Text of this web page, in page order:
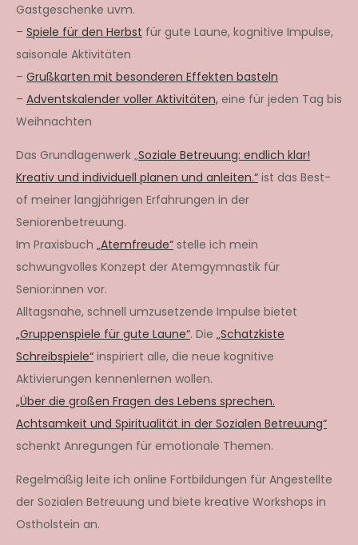
Gastgeschenke uvm.
– Spiele für den Herbst für gute Laune, kognitive Impulse,
saisonale Aktivitäten
– Grußkarten mit besonderen Effekten basteln
– Adventskalender voller Aktivitäten, eine für jeden Tag bis
Weihnachten
Das Grundlagenwerk „Soziale Betreuung: endlich klar!
Kreativ und individuell planen und anleiten.“ ist das Best-
of meiner langjährigen Erfahrungen in der
Seniorenbetreuung.
Im Praxisbuch „Atemfreude“ stelle ich mein
schwungvolles Konzept der Atemgymnastik für
Senior:innen vor.
Alltagsnahe, schnell umzusetzende Impulse bietet
„Gruppenspiele für gute Laune“. Die „Schatzkiste
Schreibspiele“ inspiriert alle, die neue kognitive
Aktivierungen kennenlernen wollen.
„Über die großen Fragen des Lebens sprechen.
Achtsamkeit und Spiritualität in der Sozialen Betreuung“
schenkt Anregungen für emotionale Themen.
Regelmäßig leite ich online Fortbildungen für Angestellte
der Sozialen Betreuung und biete kreative Workshops in
Ostholstein an.